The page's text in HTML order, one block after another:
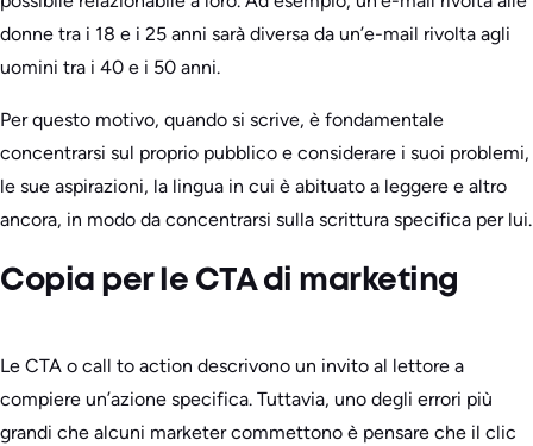
donne tra i 18 e i 25 anni sarà diversa da un’e-mail rivolta agli
uomini tra i 40 e i 50 anni.
Per questo motivo, quando si scrive, è fondamentale
concentrarsi sul proprio pubblico e considerare i suoi problemi,
le sue aspirazioni, la lingua in cui è abituato a leggere e altro
ancora, in modo da concentrarsi sulla scrittura specifica per lui.
Copia per le CTA di marketing
Le CTA o call to action descrivono un invito al lettore a
compiere un’azione specifica. Tuttavia, uno degli errori più
grandi che alcuni marketer commettono è pensare che il clic